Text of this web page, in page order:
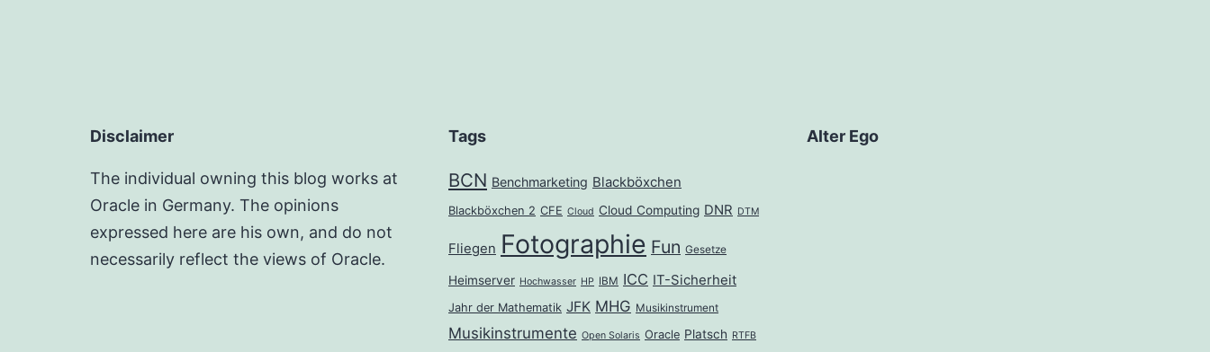
Disclaimer
The individual owning this blog works at
Oracle in Germany. The opinions
expressed here are his own, and do not
necessarily reflect the views of Oracle.
Tags
BCN Benchmarketing Blackböxchen
Blackböxchen 2 CFE Cloud Cloud Computing DNR DTM
Fliegen Fotographie Fun Gesetze
Heimserver Hochwasser HP IBM ICC IT-Sicherheit
Jahr der Mathematik JFK MHG Musikinstrument
Musikinstrumente Open Solaris Oracle Platsch RTFB
Alter Ego